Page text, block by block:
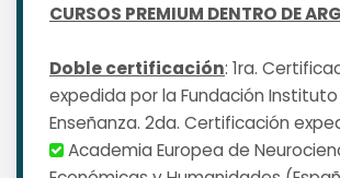
CURSOS PREMIUM DENTRO DE
Doble certificación: 1ra.
expedida por la Fundación
Enseñanza. 2da. Certificación
Academia Europea de